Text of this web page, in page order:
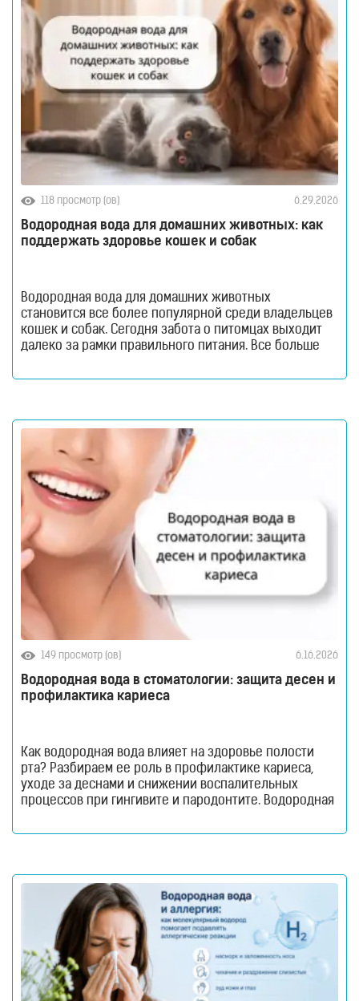
118 просмотр (ов) 6.29.2026
Водородная вода для домашних животных: как
поддержать здоровье кошек и собак
Водородная вода для домашних животных
становится все более популярной среди владельцев
кошек и собак. Сегодня забота о питомцах выходит
далеко за рамки правильного питания. Все больше
именно она участвует во всех жизненно важных
животные ежедневно сталкиваются с воздействием
149 просмотр (ов) 6.16.2026
Водородная вода в стоматологии: защита десен и
профилактика кариеса
Как водородная вода влияет на здоровье полости
рта? Разбираем ее роль в профилактике кариеса,
уходе за деснами и снижении воспалительных
процессов при гингивите и пародонтите. Водородная
невозможно поддерживать только с помощью
накапливаться на поверхности эмали, в межзубных